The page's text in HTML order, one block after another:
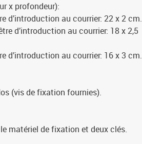
x profondeur):
d’introduction au courrier: 22 x 2 cm.
d’introduction au courrier: 18 x 2,5
d’introduction au courrier: 16 x 3 cm.
(vis de fixation fournies).
matériel de fixation et deux clés.